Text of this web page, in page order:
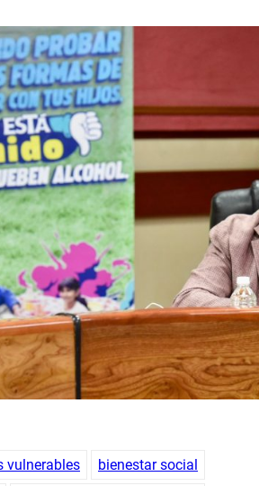
vulnerables
bienestar social